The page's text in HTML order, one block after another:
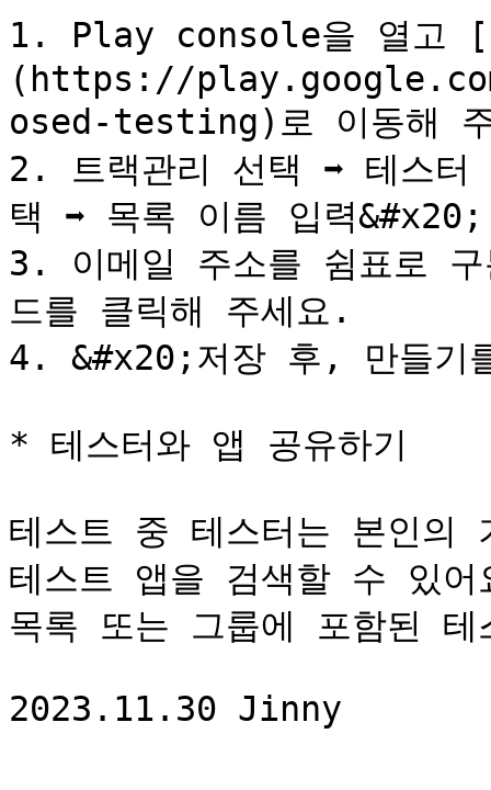
1. Play console을 열고 [
(https://
osed-testing)로 이동해
2. 트랙관리 선택 ➡︎ 테스
택 ➡︎ 목록 이름 입력&#x20;
3. 이메일 주소를 쉼표로 구
드를 클릭해 주세요.
4. &#x20;저장 후, 만들기
* 테스터와 앱 공유하기
테스트 중 테스터는 본인의
테스트 앱을 검색할 수 있
목록 또는 그룹에 포함된